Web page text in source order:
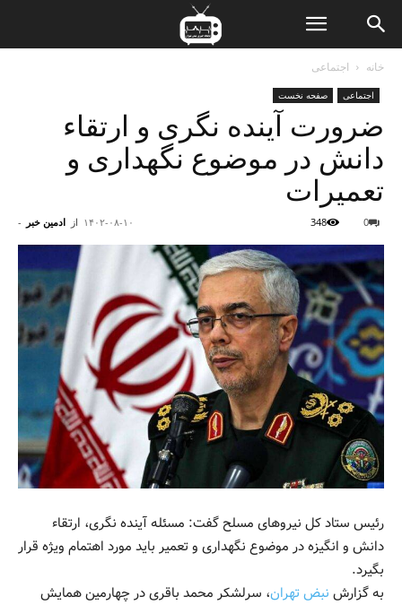
خانه اجتماعی
اجتماعی صفحه نخست
ضرورت آینده نگری و ارتقاء
دانش در موضوع نگهداری و
تعمیرات
از ادمین خبر - ۱۴۰۲-۰۸-۱۰ 0
348
رئیس ستاد کل نیروهای مسلح گفت: مسئله آینده نگری، ارتقاء
دانش و انگیزه در موضوع نگهداری و تعمیر باید مورد اهتمام ویژه قرار
بگیرد.
به گزارش نبض تهران، سرلشکر محمد باقری در چهارمین همایش